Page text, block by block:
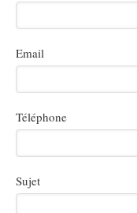
Email
Téléphone
Sujet